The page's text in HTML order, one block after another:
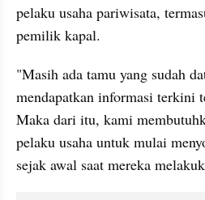
pelaku usaha pariwisata,
pemilik kapal.
"Masih ada tamu yang sudah
mendapatkan informasi terkini
Maka dari itu, kami
pelaku usaha untuk mulai
sejak awal saat mereka